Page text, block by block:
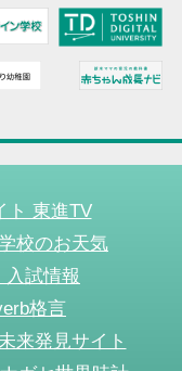
ト 東進TV
校のお天気
入試情報
格言
来発見サイト